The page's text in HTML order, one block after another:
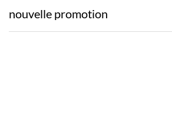
nouvelle promotion